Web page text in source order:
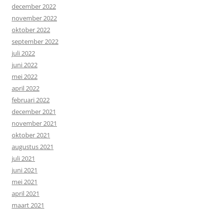
december 2022
november 2022
oktober 2022
september 2022
juli 2022
juni 2022
mei 2022
april 2022
februari 2022
december 2021
november 2021
oktober 2021
augustus 2021
juli 2021
juni 2021
mei 2021
april 2021
maart 2021